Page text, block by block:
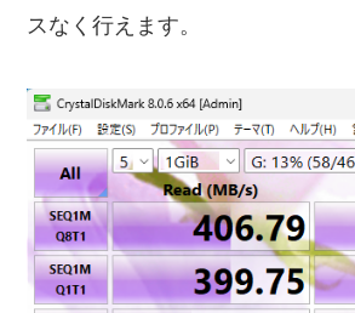
スなく行えます。